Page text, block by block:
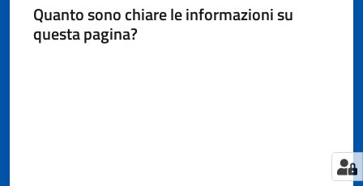
Quanto sono chiare le informazioni su
questa pagina?